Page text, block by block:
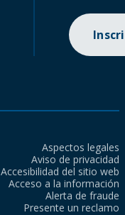
Aspectos legales
Aviso de privacidad
Accesibilidad del sitio web
Acceso a la información
Alerta de fraude
Presente un reclamo